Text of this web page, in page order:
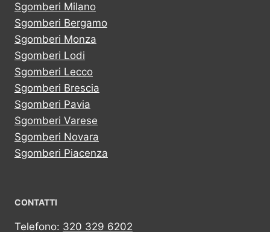
Sgomberi Milano
Sgomberi Bergamo
Sgomberi Monza
Sgomberi Lodi
Sgomberi Lecco
Sgomberi Brescia
Sgomberi Pavia
Sgomberi Varese
Sgomberi Novara
Sgomberi Piacenza
CONTATTI
Telefono: 320 329 6202